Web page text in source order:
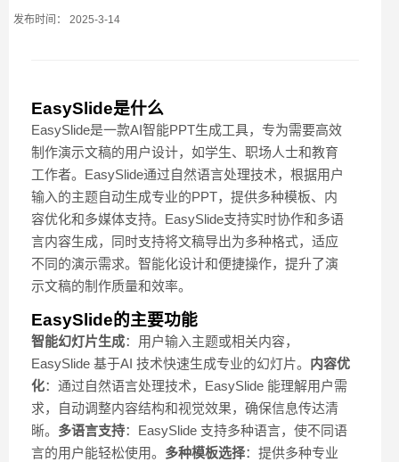
发布时间： 2025-3-14
EasySlide是什么
EasySlide是一款AI智能PPT生成工具，专为需要高效
制作演示文稿的用户设计，如学生、职场人士和教育
工作者。EasySlide通过自然语言处理技术，根据用户
输入的主题自动生成专业的PPT，提供多种模板、内
容优化和多媒体支持。EasySlide支持实时协作和多语
言内容生成，同时支持将文稿导出为多种格式，适应
不同的演示需求。智能化设计和便捷操作，提升了演
示文稿的制作质量和效率。
EasySlide的主要功能
智能幻灯片生成：用户输入主题或相关内容，
EasySlide 基于AI 技术快速生成专业的幻灯片。 内容优
化：通过自然语言处理技术，EasySlide 能理解用户需
求，自动调整内容结构和视觉效果，确保信息传达清
晰。 多语言支持：EasySlide 支持多种语言，使不同语
言的用户能轻松使用。 多种模板选择：提供多种专业